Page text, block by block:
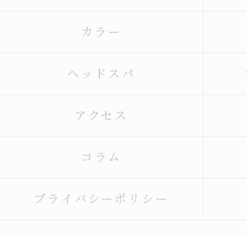
カラー
ヘッドスパ
アクセス
コラム
プライバシーポリシー